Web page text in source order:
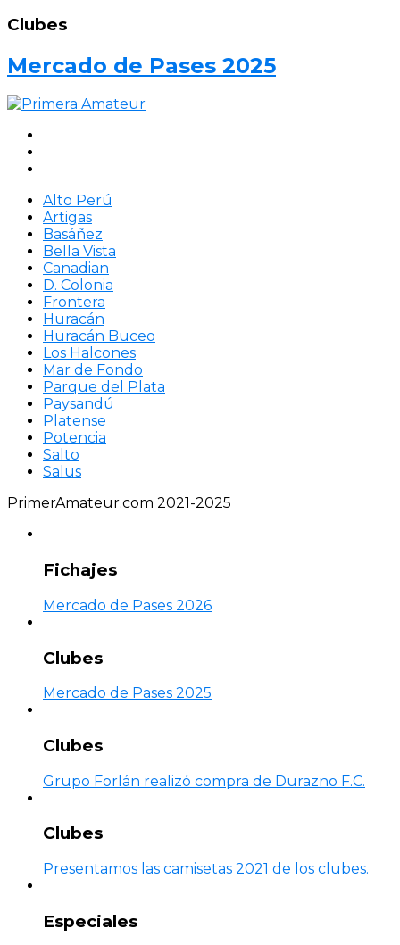
Clubes
Mercado de Pases 2025
Alto Perú
Artigas
Basáñez
Bella Vista
Canadian
D. Colonia
Frontera
Huracán
Huracán Buceo
Los Halcones
Mar de Fondo
Parque del Plata
Paysandú
Platense
Potencia
Salto
Salus
PrimerAmateur.com 2021-2025
Fichajes
Mercado de Pases 2026
Clubes
Mercado de Pases 2025
Clubes
Grupo Forlán realizó compra de Durazno F.C.
Clubes
Presentamos las camisetas 2021 de los clubes.
Especiales